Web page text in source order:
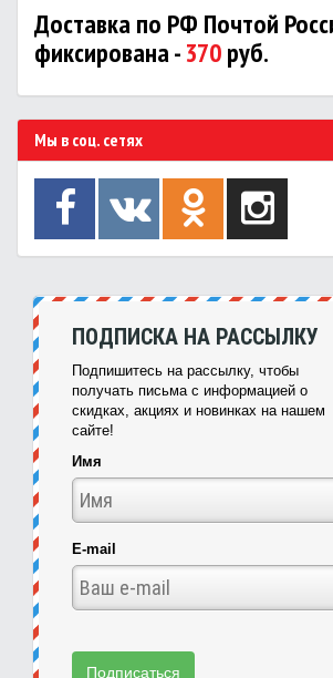
Доставка по РФ Почтой
фиксирована -370руб.
Мы в соц. сетях
ПОДПИСКА НА РАССЫЛКУ
Подпишитесь на рассылку, чтобы
получать письма с информацией о
скидках, акциях и новинках на нашем
сайте!
Имя
E-mail